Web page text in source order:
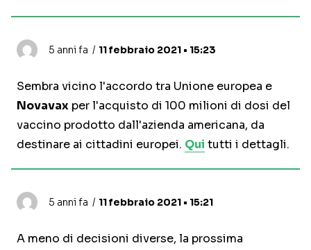
5 anni fa 11 febbraio 2021 • 15:23
Sembra vicino l'accordo tra Unione europea e
Novavax per l'acquisto di 100 milioni di dosi del
vaccino prodotto dall'azienda americana, da
destinare ai cittadini europei. Qui tutti i dettagli.
5 anni fa 11 febbraio 2021 • 15:21
A meno di decisioni diverse, la prossima